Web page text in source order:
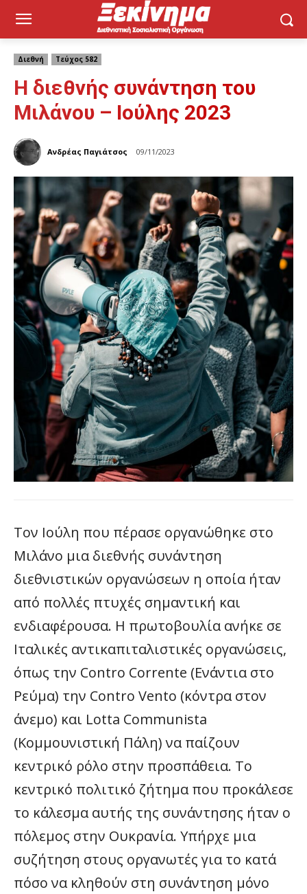
Διεθνή Τεύχος 582
Η διεθνής συνάντηση του
Μιλάνου – Ιούλης 2023
Ανδρέας Παγιάτσος 09/11/2023
Τον Ιούλη που πέρασε οργανώθηκε στο
Μιλάνο μια διεθνής συνάντηση
διεθνιστικών οργανώσεων η οποία ήταν
από πολλές πτυχές σημαντική και
ενδιαφέρουσα. Η πρωτοβουλία ανήκε σε
Ιταλικές αντικαπιταλιστικές οργανώσεις,
όπως την Contro Corrente (Ενάντια στο
Ρεύμα) την Contro Vento (κόντρα στον
άνεμο) και Lotta Communista
(Κομμουνιστική Πάλη) να παίζουν
κεντρικό ρόλο στην προσπάθεια. Το
κεντρικό πολιτικό ζήτημα που προκάλεσε
το κάλεσμα αυτής της συνάντησης ήταν ο
πόλεμος στην Ουκρανία. Υπήρχε μια
συζήτηση στους οργανωτές για το κατά
πόσο να κληθούν στη συνάντηση μόνο